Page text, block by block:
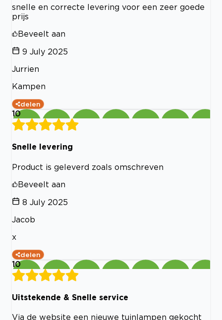
snelle en correcte levering voor een zeer goede
prijs
Beveelt aan
9 July 2025
Jurrien
Kampen
delen
10
Snelle levering
Product is geleverd zoals omschreven
Beveelt aan
8 July 2025
Jacob
x
delen
10
Uitstekende & Snelle service
Via de website een nieuwe tuinlampen gekocht